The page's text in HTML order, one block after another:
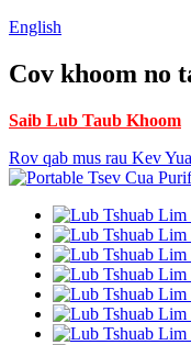
English
Cov khoom no
Saib Lub Taub Khoom
Rov qab mus rau Kev